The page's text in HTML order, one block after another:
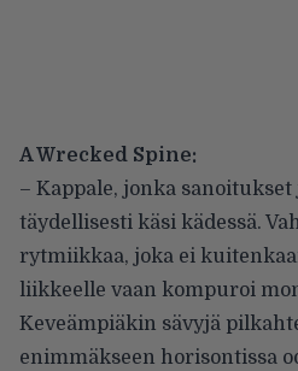
A Wrecked Spine:
– Kappale, jonka
täydellisesti käsi kädessä.
rytmiikkaa, joka ei
liikkeelle vaan kompuroi
Keveämpiäkin sävyjä
enimmäkseen horisontissa